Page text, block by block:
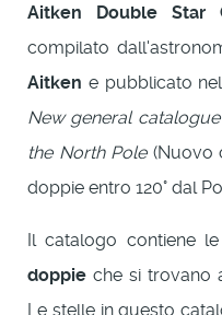
Aitken Double Star
compilato
Aitken e pubblicato
New general
the North Pole(Nuovo
doppie entro 120° dal
Il catalogo contiene
doppie che si trovano
Le stelle in questo